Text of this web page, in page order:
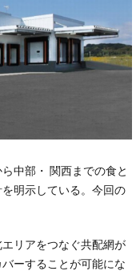
中部・ 関西までの食と
明示している。今回の
リアをつなぐ共配網が
ーすることが可能にな